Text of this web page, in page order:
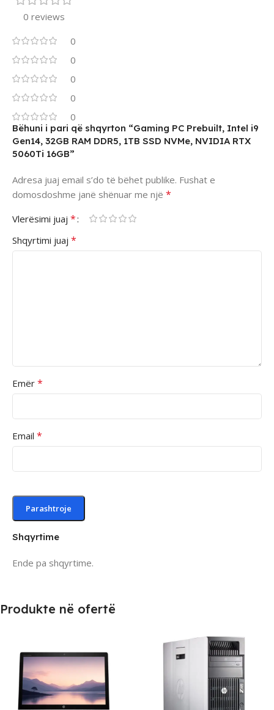
0 reviews
0
0
0
0
0
Shqyrtime
Ende pa shqyrtime.
Bëhuni i pari që shqyrton “Gaming PC Prebuilt, Intel i9
Gen14, 32GB RAM DDR5, 1TB SSD NVMe, NVIDIA RTX
5060Ti 16GB”
Adresa juaj email s’do të bëhet publike. Fushat e
domosdoshme janë shënuar me një *
Vlerësimi juaj *
Shqyrtimi juaj *
Emër *
Email *
Produkte në ofertë